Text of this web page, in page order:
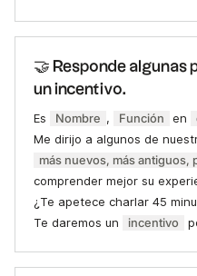
🤝 Responde algunas
un incentivo.
Es Nombre , Función en
Me dirijo a algunos de
más nuevos, más antiguos,
comprender mejor su
¿Te apetece charlar 45
Te daremos un
incentivo